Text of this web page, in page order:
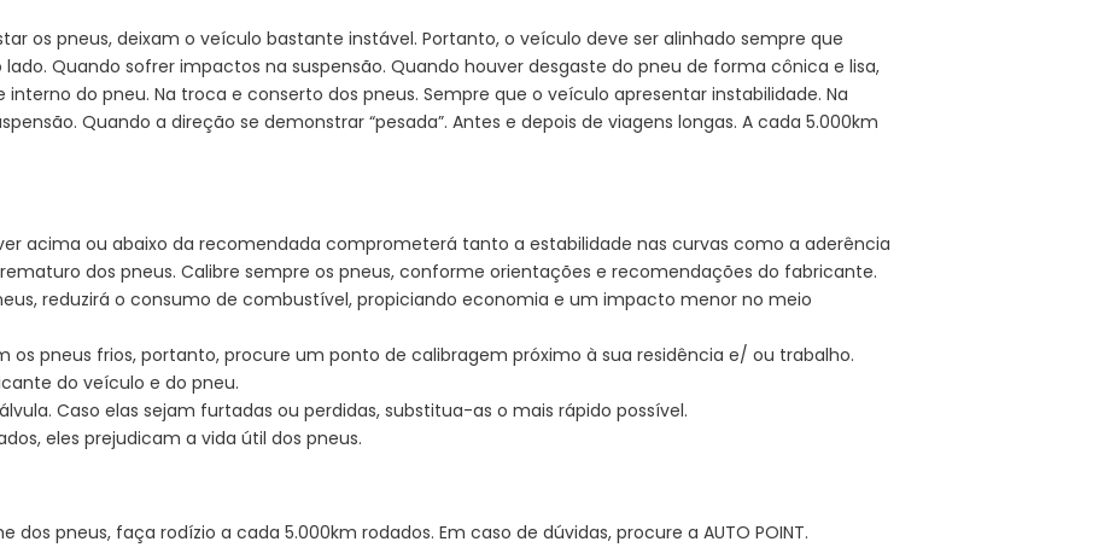
os pneus, deixam o veículo bastante instável. Portanto, o veículo deve ser alinhado sempre que
Quando sofrer impactos na suspensão. Quando houver desgaste do pneu de forma cônica e lisa,
do pneu. Na troca e conserto dos pneus. Sempre que o veículo apresentar instabilidade. Na
Quando a direção se demonstrar “pesada”. Antes e depois de viagens longas. A cada 5.000km
acima ou abaixo da recomendada comprometerá tanto a estabilidade nas curvas como a aderência
dos pneus. Calibre sempre os pneus, conforme orientações e recomendações do fabricante.
reduzirá o consumo de combustível, propiciando economia e um impacto menor no meio
os pneus frios, portanto, procure um ponto de calibragem próximo à sua residência e/ ou trabalho.
do veículo e do pneu.
Caso elas sejam furtadas ou perdidas, substitua-as o mais rápido possível.
eles prejudicam a vida útil dos pneus.
pneus, faça rodízio a cada 5.000km rodados. Em caso de dúvidas, procure a AUTO POINT.